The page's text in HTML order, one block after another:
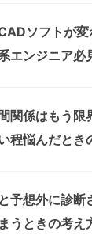
ソフトが
エンジニア必
関係はもう限
程悩んだとき
予想外に診断
うときの考え